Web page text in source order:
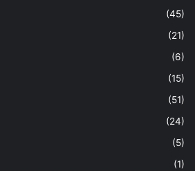
(45)
(21)
(6)
(15)
(51)
(24)
(5)
(1)